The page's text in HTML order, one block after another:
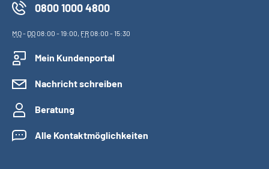
0800 1000 4800
MO- DO08:00 - 19:00, FR08:00 - 15:30
Mein Kundenportal
Nachricht schreiben
Beratung
Alle Kontaktmöglichkeiten